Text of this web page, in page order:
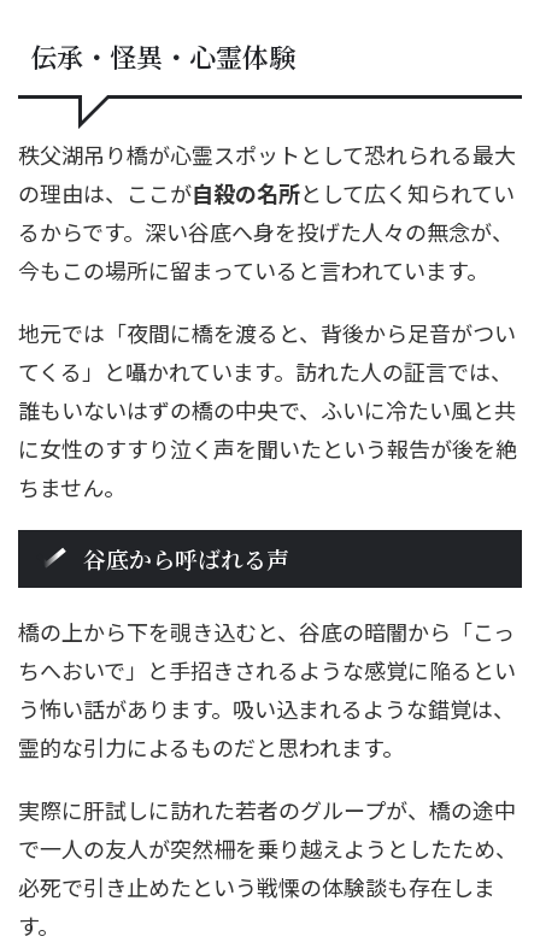
伝承・怪異・心霊体験
秩父湖吊り橋が心霊スポットとして恐れられる最大
の理由は、ここが自殺の名所として広く知られてい
るからです。深い谷底へ身を投げた人々の無念が、
今もこの場所に留まっていると言われています。
地元では「夜間に橋を渡ると、背後から足音がつい
てくる」と囁かれています。訪れた人の証言では、
誰もいないはずの橋の中央で、ふいに冷たい風と共
に女性のすすり泣く声を聞いたという報告が後を絶
ちません。
谷底から呼ばれる声
橋の上から下を覗き込むと、谷底の暗闇から「こっ
ちへおいで」と手招きされるような感覚に陥るとい
う怖い話があります。吸い込まれるような錯覚は、
霊的な引力によるものだと思われます。
実際に肝試しに訪れた若者のグループが、橋の途中
で一人の友人が突然柵を乗り越えようとしたため、
必死で引き止めたという戦慄の体験談も存在しま
す。